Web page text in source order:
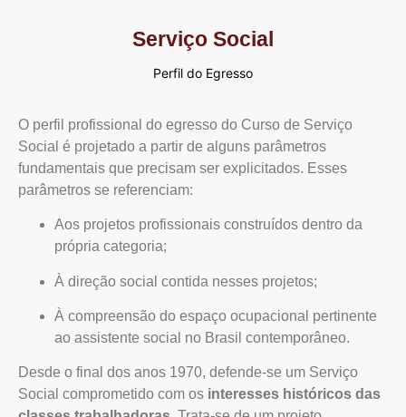
Serviço Social
Perfil do Egresso
O perfil profissional do egresso do Curso de Serviço
Social é projetado a partir de alguns parâmetros
fundamentais que precisam ser explicitados. Esses
parâmetros se referenciam:
Aos projetos profissionais construídos dentro da
própria categoria;
À direção social contida nesses projetos;
À compreensão do espaço ocupacional pertinente
ao assistente social no Brasil contemporâneo.
Desde o final dos anos 1970, defende-se um Serviço
Social comprometido com os interesses históricos das